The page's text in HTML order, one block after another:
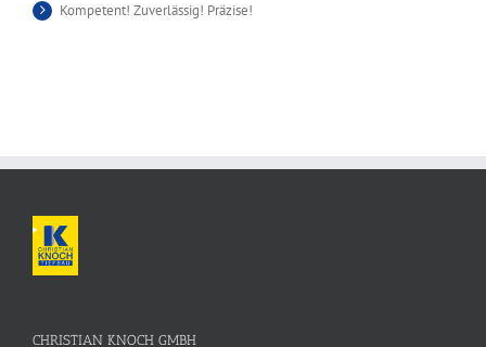
Kompetent! Zuverlässig! Präzise!
CHRISTIAN KNOCH GMBH